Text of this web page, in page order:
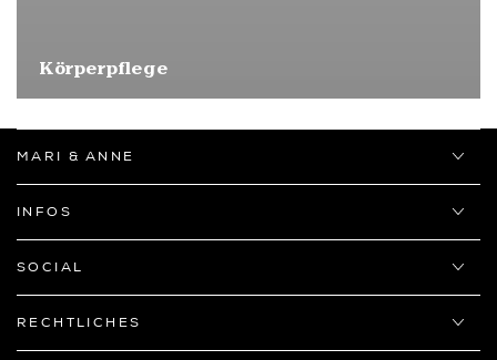
Körperpflege
MARI & ANNE
INFOS
SOCIAL
RECHTLICHES